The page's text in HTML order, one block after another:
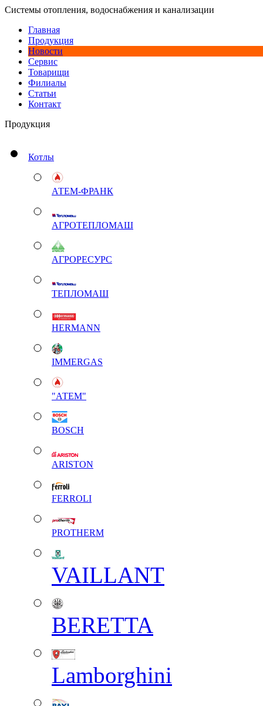
Системы отопления, водоснабжения и канализации
Главная
Продукция
Новости
Сервис
Товарищи
Филиалы
Статьи
Контакт
Продукция
Котлы
АТЕМ-ФРАНК
АГРОТЕПЛОМАШ
АГРОРЕСУРС
ТЕПЛОМАШ
HERMANN
IMMERGAS
"АТЕМ"
BOSCH
ARISTON
FERROLI
PROTHERM
VAILLANT
BERETTA
Lamborghini